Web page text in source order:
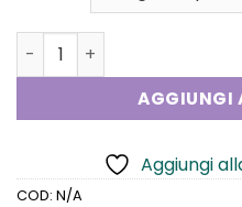
era: è:
Mizuno Impulse Core Tee
AGGIUNGI
Aggiungi
COD: N/A